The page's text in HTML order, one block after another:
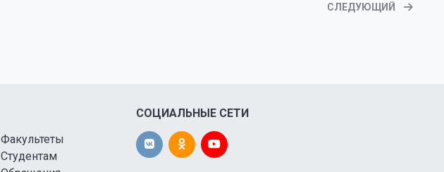
СЛЕДУЮЩИЙ
Факультеты
Студентам
СОЦИАЛЬНЫЕ СЕТИ